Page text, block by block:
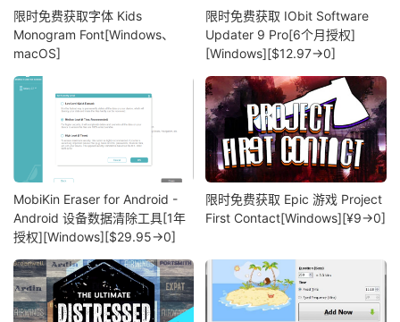
限时免费获取字体 Kids
Monogram Font[Windows、
macOS]
限时免费获取 IObit Software
Updater 9 Pro[6个月授权]
[Windows][$12.97→0]
MobiKin Eraser for Android -
Android 设备数据清除工具[1年
授权][Windows][$29.95→0]
限时免费获取 Epic 游戏 Project
First Contact[Windows][¥9→0]